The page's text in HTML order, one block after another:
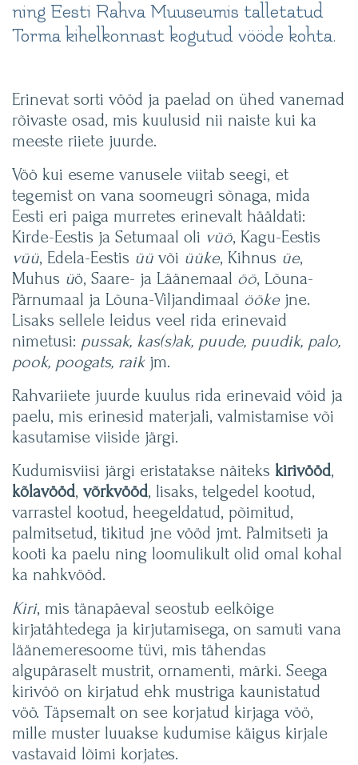
ning Eesti Rahva Muuseumis talletatud
Torma kihelkonnast kogutud vööde kohta.
Erinevat sorti vööd ja paelad on ühed vanemad
rõivaste osad, mis kuulusid nii naiste kui ka
meeste riiete juurde.
Vöö kui eseme vanusele viitab seegi, et
tegemist on vana soomeugri sõnaga, mida
Eesti eri paiga murretes erinevalt hääldati:
Kirde-Eestis ja Setumaal oli vüö, Kagu-Eestis
vüü, Edela-Eestis üü või üüke, Kihnus üe,
Muhus üö, Saare- ja Läänemaal öö, Lõuna-
Pärnumaal ja Lõuna-Viljandimaal öökejne.
Lisaks sellele leidus veel rida erinevaid
nimetusi: pussak, kas(s)ak, puude, puudik, palo,
pook, poogats, raikjm.
Rahvariiete juurde kuulus rida erinevaid vöid ja
paelu, mis erinesid materjali, valmistamise või
kasutamise viiside järgi.
Kudumisviisi järgi eristatakse näiteks kirivööd,
kõlavööd, võrkvööd, lisaks, telgedel kootud,
varrastel kootud, heegeldatud, põimitud,
palmitsetud, tikitud jne vööd jmt. Palmitseti ja
kooti ka paelu ning loomulikult olid omal kohal
ka nahkvööd.
Kiri, mis tänapäeval seostub eelkõige
kirjatähtedega ja kirjutamisega, on samuti vana
läänemeresoome tüvi, mis tähendas
algupäraselt mustrit, ornamenti, märki. Seega
kirivöö on kirjatud ehk mustriga kaunistatud
vöö. Täpsemalt on see korjatud kirjaga vöö,
mille muster luuakse kudumise käigus kirjale
vastavaid lõimi korjates.